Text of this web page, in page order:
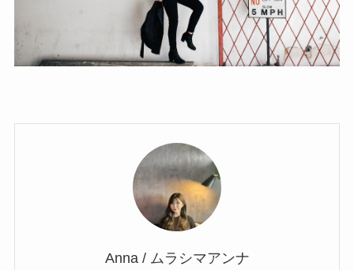
Anna / ムラシマアンナ